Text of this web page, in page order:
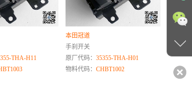
THA-H11
本田冠道
手刹开关
原厂代码：35355-THA-H01
物料代码：CHBT1002